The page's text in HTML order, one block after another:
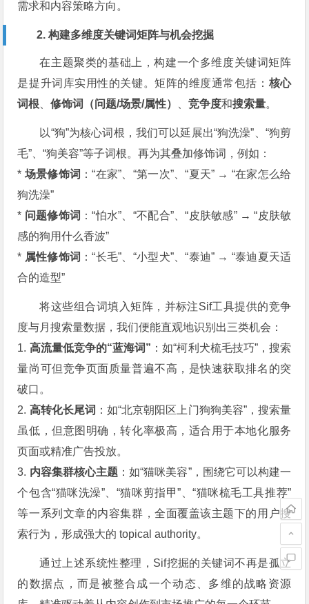
需求和内容策略方向。
2. 构建多维度关键词矩阵与机会挖掘
在主题聚类的基础上，构建一个多维度关键词矩阵
是提升词库实用性的关键。矩阵的维度通常包括： 核心
词根 、修饰词（问题/场景/属性） 、竞争度和搜索量。
以“狗”为核心词根，我们可以延展出“狗洗澡”、“狗剪
毛”、“狗美容”等子词根。再为其叠加修饰词，例如：
* 场景修饰词 ：“在家”、“第一次”、“夏天” → “在家怎么给
狗洗澡”
* 问题修饰词 ：“怕水”、“不配合”、“皮肤敏感” → “皮肤敏
感的狗用什么香波”
* 属性修饰词 ：“长毛”、“小型犬”、“泰迪” → “泰迪夏天适
合的造型”
将这些组合词填入矩阵，并标注Sif工具提供的竞争
度与月搜索量数据，我们便能直观地识别出三类机会：
1. 高流量低竞争的“蓝海词” ：如“柯利犬梳毛技巧”，搜索
量尚可但竞争页面质量普遍不高，是快速获取排名的突
破口。
2. 高转化长尾词 ：如“北京朝阳区上门狗狗美容”，搜索量
虽低，但意图明确，转化率极高，适合用于本地化服务
页面或精准广告投放。
3. 内容集群核心主题 ：如“猫咪美容”，围绕它可以构建一
个包含“猫咪洗澡”、“猫咪剪指甲”、“猫咪梳毛工具推荐”
等一系列文章的内容集群，全面覆盖该主题下的用户搜
索行为，形成强大的 topical authority。
通过上述系统性整理，Sif挖掘的关键词不再是孤立
的数据点，而是被整合成一个动态、多维的战略资源